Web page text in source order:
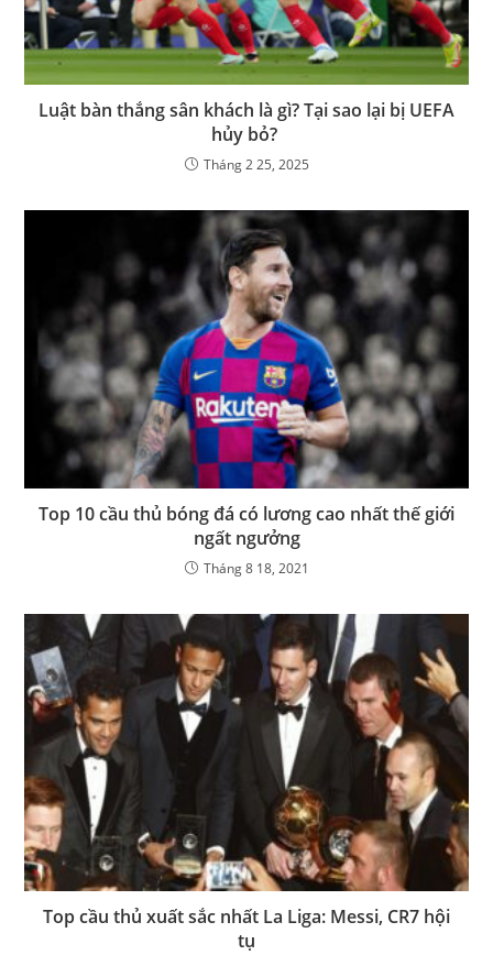
Luật bàn thắng sân khách là gì? Tại sao lại bị UEFA
hủy bỏ?
Tháng 2 25, 2025
Top 10 cầu thủ bóng đá có lương cao nhất thế giới
ngất ngưởng
Tháng 8 18, 2021
Top cầu thủ xuất sắc nhất La Liga: Messi, CR7 hội
tụ